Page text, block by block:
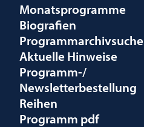
Monatsprogramme
Biografien
Programmarchivsuche
Aktuelle Hinweise
Programm-/
Newsletterbestellung
Reihen
Programm pdf